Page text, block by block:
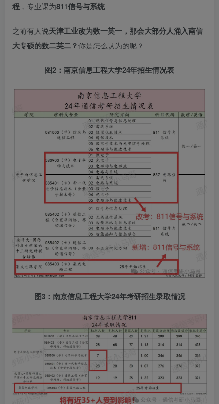
程 ，专业课为811信号与系统
之前有人说天津工业改为数一英一，那会大部分人涌入南信
大专硕的数二英二？你是怎么认为的呢？
图2：南京信息工程大学24年招生情况表
图3：南京信息工程大学24年考研招生录取情况